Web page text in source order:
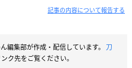
記事の内容について報告する
編集部が作成・配信しています。 刀
ク先をご覧ください。